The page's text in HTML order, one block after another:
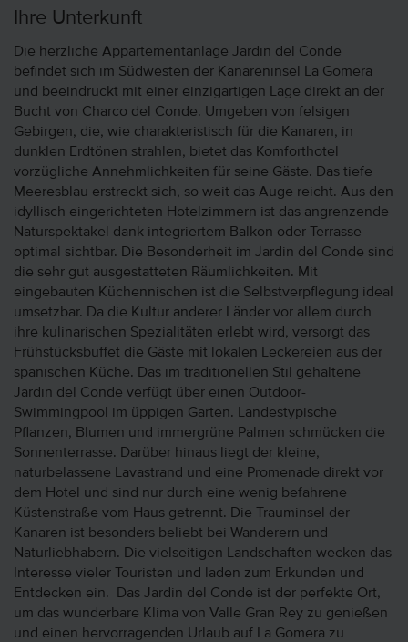
Ihre Unterkunft
Die herzliche Appartementanlage Jardin del Conde
befindet sich im Südwesten der Kanareninsel La Gomera
und beeindruckt mit einer einzigartigen Lage direkt an der
Bucht von Charco del Conde. Umgeben von felsigen
Gebirgen, die, wie charakteristisch für die Kanaren, in
dunklen Erdtönen strahlen, bietet das Komforthotel
vorzügliche Annehmlichkeiten für seine Gäste. Das tiefe
Meeresblau erstreckt sich, so weit das Auge reicht. Aus den
idyllisch eingerichteten Hotelzimmern ist das angrenzende
Naturspektakel dank integriertem Balkon oder Terrasse
optimal sichtbar. Die Besonderheit im Jardin del Conde sind
die sehr gut ausgestatteten Räumlichkeiten. Mit
eingebauten Küchennischen ist die Selbstverpflegung ideal
umsetzbar. Da die Kultur anderer Länder vor allem durch
ihre kulinarischen Spezialitäten erlebt wird, versorgt das
Frühstücksbuffet die Gäste mit lokalen Leckereien aus der
spanischen Küche. Das im traditionellen Stil gehaltene
Jardin del Conde verfügt über einen Outdoor-
Swimmingpool im üppigen Garten. Landestypische
Pflanzen, Blumen und immergrüne Palmen schmücken die
Sonnenterrasse. Darüber hinaus liegt der kleine,
naturbelassene Lavastrand und eine Promenade direkt vor
dem Hotel und sind nur durch eine wenig befahrene
Küstenstraße vom Haus getrennt. Die Trauminsel der
Kanaren ist besonders beliebt bei Wanderern und
Naturliebhabern. Die vielseitigen Landschaften wecken das
Interesse vieler Touristen und laden zum Erkunden und
Entdecken ein. Das Jardin del Conde ist der perfekte Ort,
um das wunderbare Klima von Valle Gran Rey zu genießen
und einen hervorragenden Urlaub auf La Gomera zu